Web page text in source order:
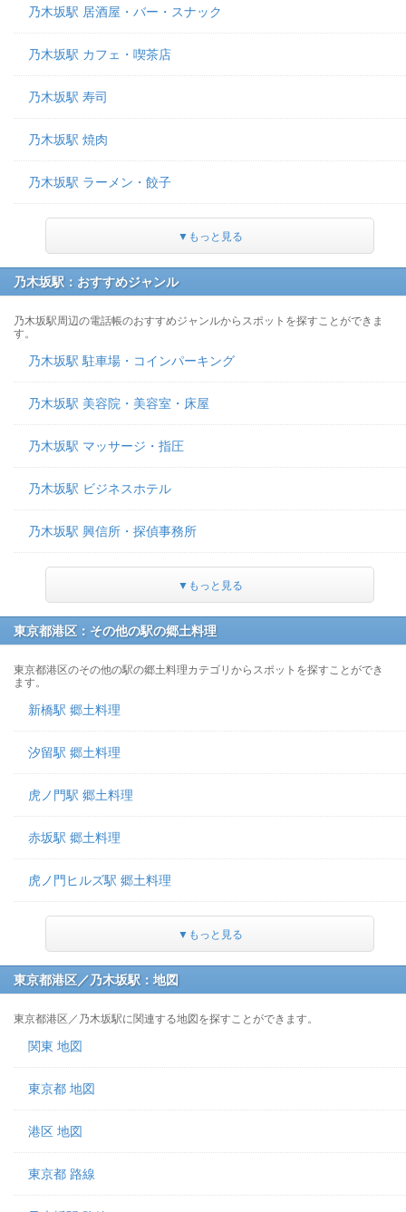
乃木坂駅 居酒屋・バー・スナック
乃木坂駅 カフェ・喫茶店
乃木坂駅 寿司
乃木坂駅 焼肉
乃木坂駅 ラーメン・餃子
▼もっと見る
乃木坂駅：おすすめジャンル
乃木坂駅周辺の電話帳のおすすめジャンルからスポットを探すことができま
す。
乃木坂駅 駐車場・コインパーキング
乃木坂駅 美容院・美容室・床屋
乃木坂駅 マッサージ・指圧
乃木坂駅 ビジネスホテル
乃木坂駅 興信所・探偵事務所
▼もっと見る
東京都港区：その他の駅の郷土料理
東京都港区のその他の駅の郷土料理カテゴリからスポットを探すことができ
ます。
新橋駅 郷土料理
汐留駅 郷土料理
虎ノ門駅 郷土料理
赤坂駅 郷土料理
虎ノ門ヒルズ駅 郷土料理
▼もっと見る
東京都港区／乃木坂駅：地図
東京都港区／乃木坂駅に関連する地図を探すことができます。
関東 地図
東京都 地図
港区 地図
東京都 路線